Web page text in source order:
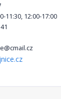
11:30, 12:00-17:00